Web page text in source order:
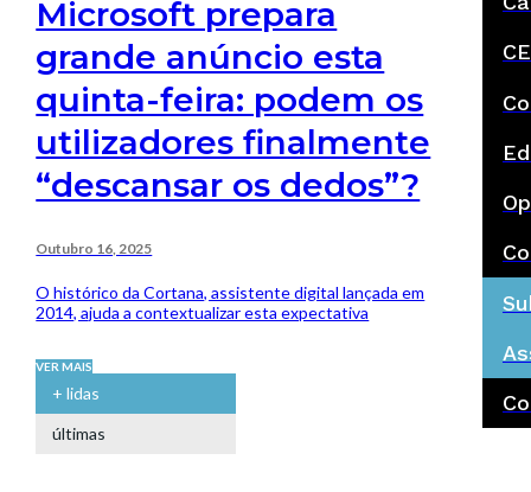
Microsoft prepara
grande anúncio esta
quinta-feira: podem os
utilizadores finalmente
“descansar os dedos”?
Outubro 16, 2025
O histórico da Cortana, assistente digital lançada em
2014, ajuda a contextualizar esta expectativa
VER MAIS
+ lidas
últimas